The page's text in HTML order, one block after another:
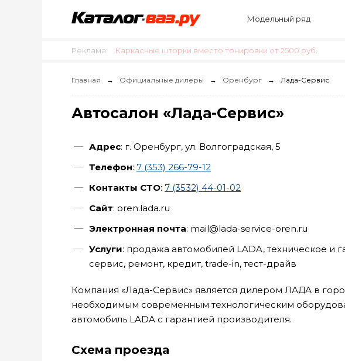
Модельный ряд
Реклама: Каркасные шторки вместо тонировки от 2500 руб.
Главная Официальные дилеры Оренбург Лада-Сервис
Автосалон «Лада-Сервис»
Адрес: г. Оренбург, ул. Волгоградская, 5
Телефон: 7 (353) 266-79-12
Контакты СТО: 7 (3532) 44-01-02
Сайт: oren.lada.ru
Электронная почта: mail@lada-service-oren.ru
Услуги: продажа автомобилей LADA, техническое и
сервис, ремонт, кредит, trade-in, тест-драйв
Компания «Лада-Сервис» является дилером ЛАДА в
необходимым современным технологическим
автомобиль LADA с гарантией производителя.
Схема проезда